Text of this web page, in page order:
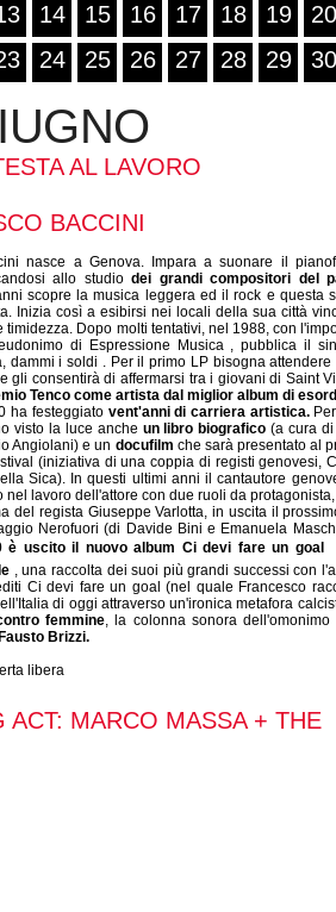
14 15 16 17 18 19
20
24 25 26 27 28 29 30
AL LAVORO
BACCINI
nasce a Genova. Impara a suonare il
allo studio dei grandi compositori del
scopre la musica leggera ed il rock e questa
Inizia così a esibirsi nei locali della sua città
timidezza. Dopo molti tentativi, nel 1988, con
di Espressione Musica , pubblica il
dammi i soldi . Per il primo LP bisogna
gli consentirà di affermarsi tra i giovani di Saint
Tenco come artista dal miglior album di
ha festeggiato vent'anni di carriera artistica.
visto la luce anche un libro biografico (a cura
Angiolani) e un docufilm che sarà presentato al
(iniziativa di una coppia di registi genovesi,
Sica). In questi ultimi anni il cantautore
nel lavoro dell'attore con due ruoli da
del regista Giuseppe Varlotta, in uscita il
Nerofuori (di Davide Bini e Emanuela
è uscito il nuovo album Ci devi fare un goal 
, una raccolta dei suoi più grandi successi con
Ci devi fare un goal (nel quale Francesco
di oggi attraverso un'ironica metafora
femmine, la colonna sonora dell'omonimo
Fausto Brizzi.
libera
ACT: MARCO MASSA + THE